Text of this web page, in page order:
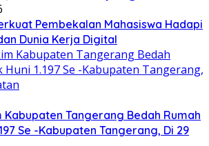
Pembekalan Mahasiswa Hadapi
Dunia Kerja Digital
Kabupaten Tangerang Bedah Rumah
Se -Kabupaten Tangerang, Di 29